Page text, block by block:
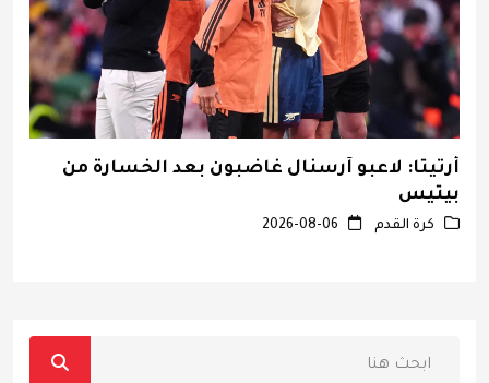
أرتيتا: لاعبو آرسنال غاضبون بعد الخسارة من
بيتيس
كرة القدم